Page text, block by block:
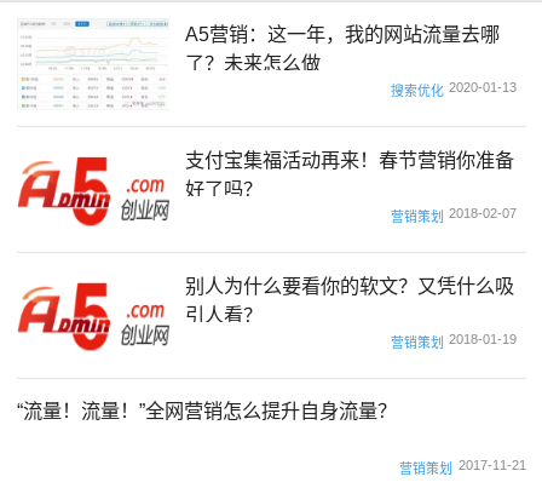
A5营销：这一年，我的网站流量去哪
了？未来怎么做
搜索优化 2020-01-13
支付宝集福活动再来！春节营销你准备
好了吗？
营销策划 2018-02-07
别人为什么要看你的软文？又凭什么吸
引人看？
营销策划 2018-01-19
“流量！流量！”全网营销怎么提升自身流量？
营销策划 2017-11-21